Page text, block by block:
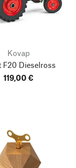
Kovap
F20 Dieselross
119,00 €